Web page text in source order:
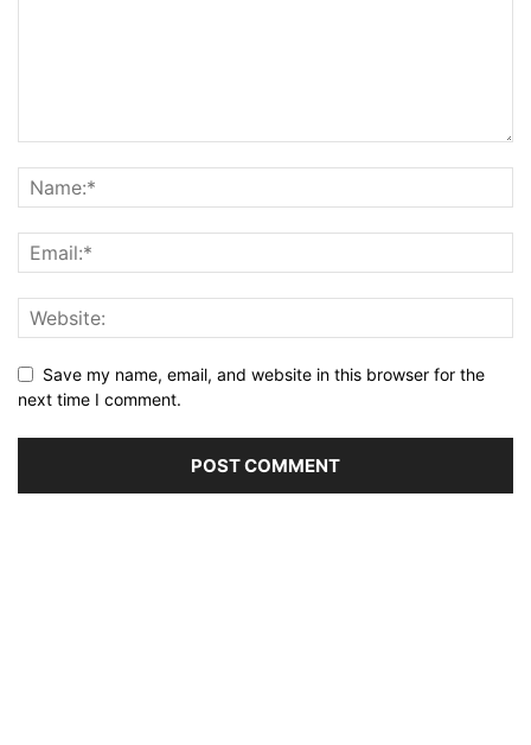
Save my name, email, and website in this browser for the
next time I comment.